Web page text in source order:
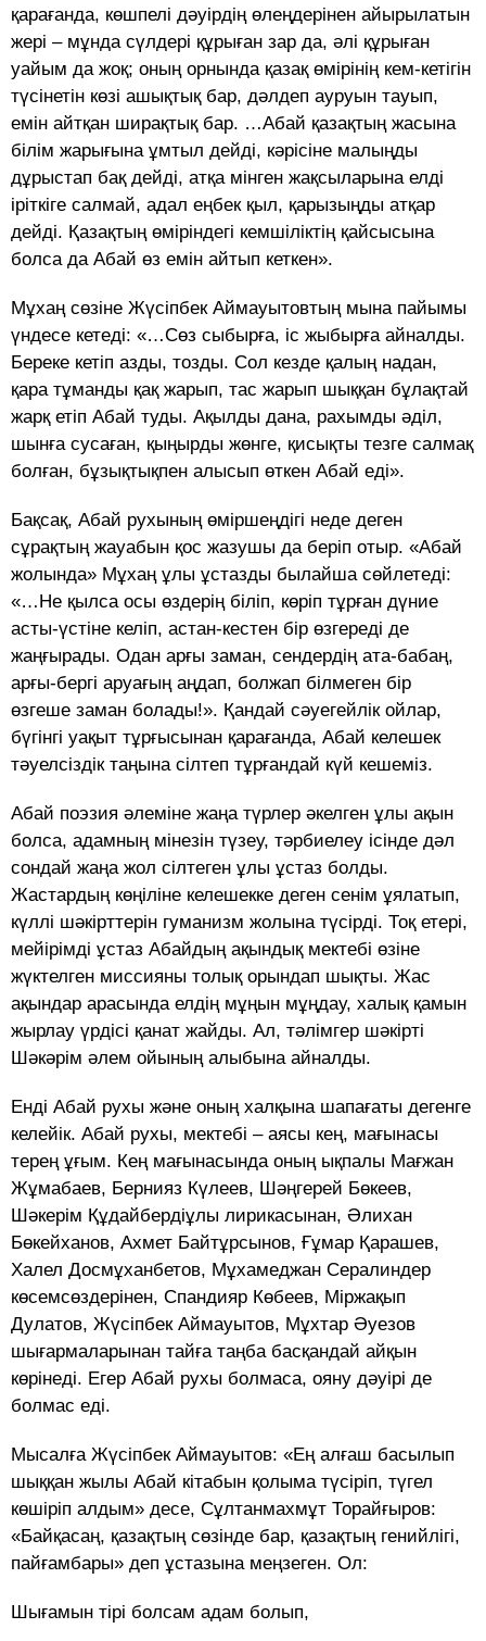
қарағанда, көшпелі дәуірдің өлеңдерінен айырылатын
жері – мұнда сүлдері құрыған зар да, әлі құрыған
уайым да жоқ; оның орнында қазақ өмірінің кем-кетігін
түсінетін көзі ашықтық бар, дәлдеп ауруын тауып,
емін айтқан ширақтық бар. …Абай қазақтың жасына
білім жарығына ұмтыл дейді, кәрісіне малыңды
дұрыстап бақ дейді, атқа мінген жақсыларына елді
іріткіге салмай, адал еңбек қыл, қарызыңды атқар
дейді. Қазақтың өміріндегі кемшіліктің қайсысына
болса да Абай өз емін айтып кеткен».
Мұхаң сөзіне Жүсіпбек Аймауытовтың мына пайымы
үндесе кетеді: «…Сөз сыбырға, іс жыбырға айналды.
Береке кетіп азды, тозды. Сол кезде қалың надан,
қара тұманды қақ жарып, тас жарып шыққан бұлақтай
жарқ етіп Абай туды. Ақылды дана, рахымды әділ,
шынға сусаған, қыңырды жөнге, қисықты тезге салмақ
болған, бұзықтықпен алысып өткен Абай еді».
Бақсақ, Абай рухының өміршеңдігі неде деген
сұрақтың жауабын қос жазушы да беріп отыр. «Абай
жолында» Мұхаң ұлы ұстазды былайша сөйлетеді:
«…Не қылса осы өздерің біліп, көріп тұрған дүние
асты-үстіне келіп, астан-кестен бір өзгереді де
жаңғырады. Одан арғы заман, сендердің ата-бабаң,
арғы-бергі аруағың аңдап, болжап білмеген бір
өзгеше заман болады!». Қандай сәуегейлік ойлар,
бүгінгі уақыт тұрғысынан қарағанда, Абай келешек
тәуелсіздік таңына сілтеп тұрғандай күй кешеміз.
Абай поэзия әлеміне жаңа түрлер әкелген ұлы ақын
болса, адамның мінезін түзеу, тәрбиелеу ісінде дәл
сондай жаңа жол сілтеген ұлы ұстаз болды.
Жастардың көңіліне келешекке деген сенім ұялатып,
күллі шәкірттерін гуманизм жолына түсірді. Тоқ етері,
мейірімді ұстаз Абайдың ақындық мектебі өзіне
жүктелген миссияны толық орындап шықты. Жас
ақындар арасында елдің мұңын мұңдау, халық қамын
жырлау үрдісі қанат жайды. Ал, тәлімгер шәкірті
Шәкәрім әлем ойының алыбына айналды.
Енді Абай рухы және оның халқына шапағаты дегенге
келейік. Абай рухы, мектебі – аясы кең, мағынасы
терең ұғым. Кең мағынасында оның ықпалы Мағжан
Жұмабаев, Бернияз Күлеев, Шәңгерей Бөкеев,
Шәкерім Құдайбердіұлы лирикасынан, Әлихан
Бөкейханов, Ахмет Байтұрсынов, Ғұмар Қарашев,
Халел Досмұханбетов, Мұхамеджан Сералиндер
көсемсөздерінен, Спандияр Көбеев, Міржақып
Дулатов, Жүсіпбек Аймауытов, Мұхтар Әуезов
шығармаларынан тайға таңба басқандай айқын
көрінеді. Егер Абай рухы болмаса, ояну дәуірі де
болмас еді.
Мысалға Жүсіпбек Аймауытов: «Ең алғаш басылып
шыққан жылы Абай кітабын қолыма түсіріп, түгел
көшіріп алдым» десе, Сұлтанмахмұт Торайғыров:
«Байқасаң, қазақтың сөзінде бар, қазақтың генийлігі,
пайғамбары» деп ұстазына меңзеген. Ол:
Шығамын тірі болсам адам болып,